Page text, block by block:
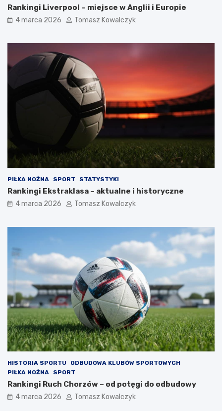
Rankingi Liverpool – miejsce w Anglii i Europie
4 marca 2026 Tomasz Kowalczyk
PIŁKA NOŻNA SPORT STATYSTYKI
Rankingi Ekstraklasa – aktualne i historyczne
4 marca 2026 Tomasz Kowalczyk
HISTORIA SPORTU
ODBUDOWA KLUBÓW SPORTOWYCH
PIŁKA NOŻNA
SPORT
Rankingi Ruch Chorzów – od potęgi do odbudowy
4 marca 2026 Tomasz Kowalczyk